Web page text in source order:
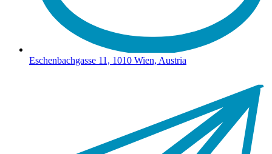
Eschenbachgasse 11, 1010 Wien, Austria